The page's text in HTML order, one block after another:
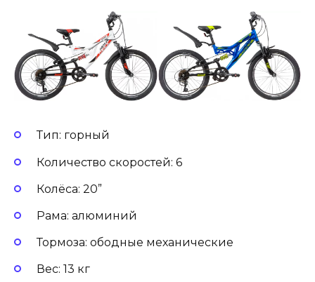
Тип: горный
Количество скоростей: 6
Колёса: 20”
Рама: алюминий
Тормоза: ободные механические
Вес: 13 кг